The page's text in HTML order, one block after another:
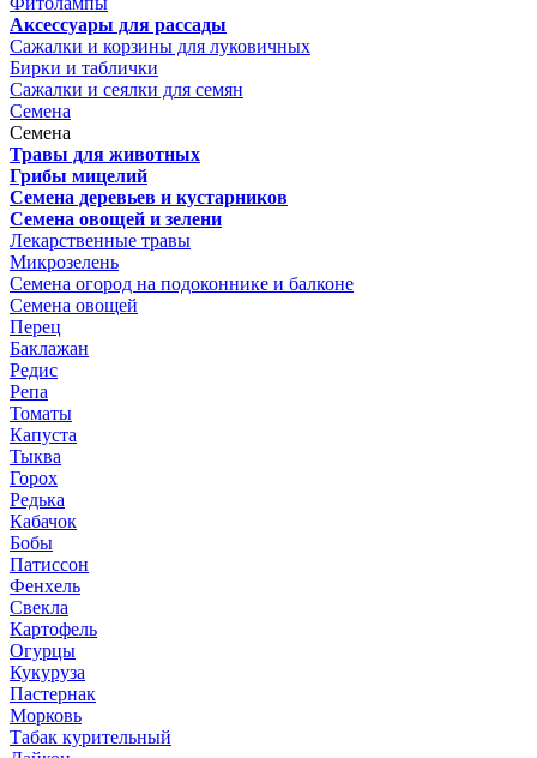
Аксессуары для рассады
Сажалки и корзины для луковичных
Бирки и таблички
Сажалки и сеялки для семян
Семена
Семена
Травы для животных
Грибы мицелий
Семена деревьев и кустарников
Семена овощей и зелени
Лекарственные травы
Микрозелень
Семена огород на подоконнике и балконе
Семена овощей
Перец
Баклажан
Редис
Репа
Томаты
Капуста
Тыква
Горох
Редька
Кабачок
Бобы
Патиссон
Фенхель
Свекла
Картофель
Огурцы
Кукуруза
Пастернак
Морковь
Табак курительный